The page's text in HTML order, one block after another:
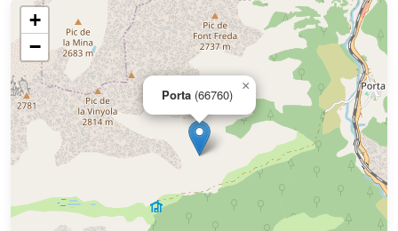
Porta (66760)
×
+
−